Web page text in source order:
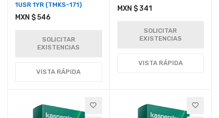
1USR 1YR (TMKS-171)
MXN $ 546
SOLICITAR
EXISTENCIAS
VISTA RÁPIDA
MXN $ 341
SOLICITAR
EXISTENCIAS
VISTA RÁPIDA